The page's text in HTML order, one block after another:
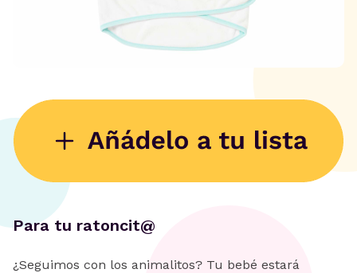
Para tu ratoncit@
¿Seguimos con los animalitos? Tu bebé estará